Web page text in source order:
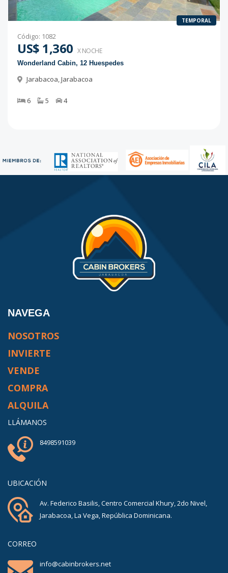
TEMPORAL
Código: 1082
US$ 1,360 X NOCHE
Wonderland Cabin, 12 Huespedes
Jarabacoa,Jarabacoa
6 5 4
NAVEGA
NOSOTROS
INVIERTE
VENDE
COMPRA
ALQUILA
LLÁMANOS
8498591039
UBICACIÓN
Av. Federico Basilis, Centro Comercial Khury, 2do Nivel,
Jarabacoa, La Vega, República Dominicana.
CORREO
info@cabinbrokers.net